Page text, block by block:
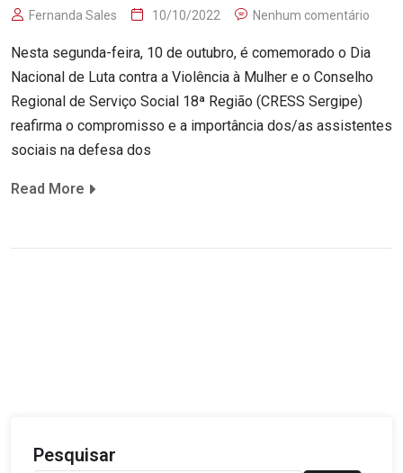
Fernanda Sales 10/10/2022 Nenhum comentário
Nesta segunda-feira, 10 de outubro, é comemorado o Dia
Nacional de Luta contra a Violência à Mulher e o Conselho
Regional de Serviço Social 18ª Região (CRESS Sergipe)
reafirma o compromisso e a importância dos/as assistentes
sociais na defesa dos
Read More
Pesquisar